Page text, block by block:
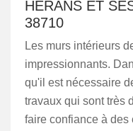
HERANS ET
38710
Les murs intérieurs
impressionnants.
qu'il est nécessaire
travaux qui sont très
faire confiance à des